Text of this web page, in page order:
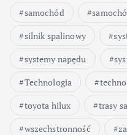
samochód
silnik spalinowy
systemy napędu
Technologia
toyota hilux
trasy
wszechstronność